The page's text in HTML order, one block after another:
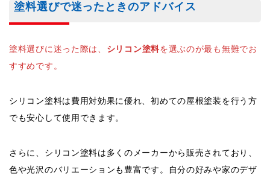
塗料選びで迷ったときのアドバイス
塗料選びに迷った際は、 シリコン塗料を選ぶのが最も無難でお
すすめです。
シリコン塗料は費用対効果に優れ、初めての屋根塗装を行う方
でも安心して使用できます。
さらに、シリコン塗料は多くのメーカーから販売されており、
色や光沢のバリエーションも豊富です。自分の好みや家のデザ